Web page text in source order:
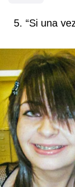
5. “Si una